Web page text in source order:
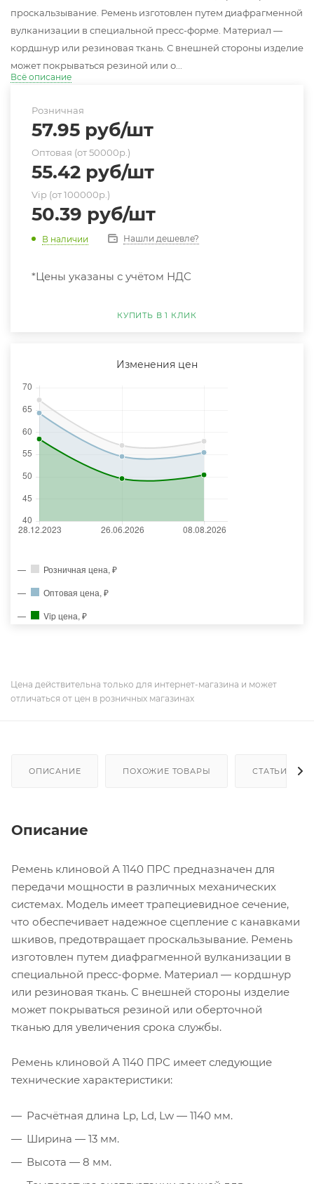
проскальзывание. Ремень изготовлен путем диафрагменной
вулканизации в специальной пресс-форме. Материал —
кордшнур или резиновая ткань. С внешней стороны изделие
может покрываться резиной или о...
Всё описание
Розничная
57.95 руб/шт
Оптовая (от 50000р.)
55.42 руб/шт
Vip (от 100000р.)
50.39 руб/шт
В наличии Нашли дешевле?
*Цены указаны с учётом НДС
КУПИТЬ В 1 КЛИК
Изменения цен
Розничная цена, ₽
Оптовая цена, ₽
Vip цена, ₽
Цена действительна только для интернет-магазина и может
отличаться от цен в розничных магазинах
ОПИСАНИЕ ПОХОЖИЕ ТОВАРЫ СТАТЬИ
Описание
Ремень клиновой А 1140 ПРС предназначен для
передачи мощности в различных механических
системах. Модель имеет трапециевидное сечение,
что обеспечивает надежное сцепление с канавками
шкивов, предотвращает проскальзывание. Ремень
изготовлен путем диафрагменной вулканизации в
специальной пресс-форме. Материал — кордшнур
или резиновая ткань. С внешней стороны изделие
может покрываться резиной или оберточной
тканью для увеличения срока службы.
Ремень клиновой А 1140 ПРС имеет следующие
технические характеристики:
Расчётная длина Lp, Ld, Lw — 1140 мм.
Ширина — 13 мм.
Высота — 8 мм.